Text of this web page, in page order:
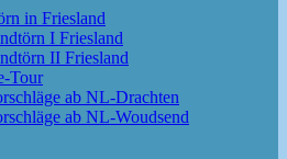
in Friesland
I Friesland
II Friesland
Tour
ab NL-Drachten
ab NL-Woudsend